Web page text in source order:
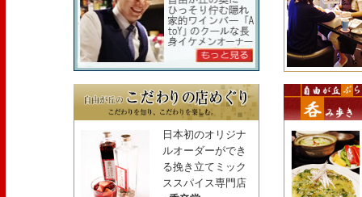
日本初のオリジナ
ルオーダーができ
る挽き立てミック
ススパイス専門店